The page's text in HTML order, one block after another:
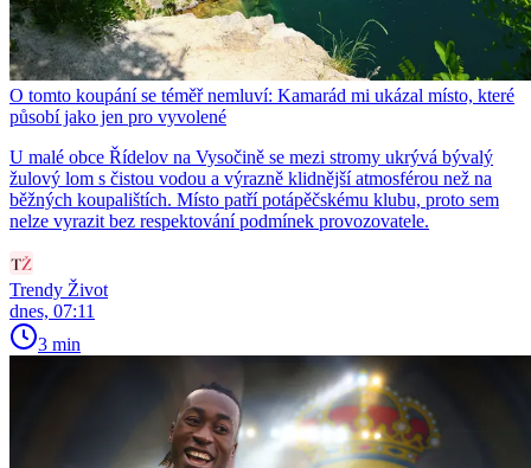
O tomto koupání se téměř nemluví: Kamarád mi ukázal místo, které
působí jako jen pro vyvolené
U malé obce Řídelov na Vysočině se mezi stromy ukrývá bývalý
žulový lom s čistou vodou a výrazně klidnější atmosférou než na
běžných koupalištích. Místo patří potápěčskému klubu, proto sem
nelze vyrazit bez respektování podmínek provozovatele.
Trendy Život
dnes, 07:11
3 min